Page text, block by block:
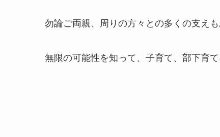
勿論ご両親、周りの方々との多くの支え
無限の可能性を知って、子育て、部下育